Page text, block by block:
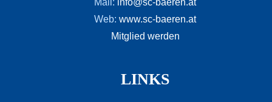
Web: www.sc-baeren.at
Mitglied werden
LINKS